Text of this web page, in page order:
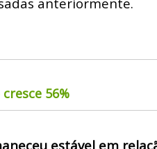
56%
estável em